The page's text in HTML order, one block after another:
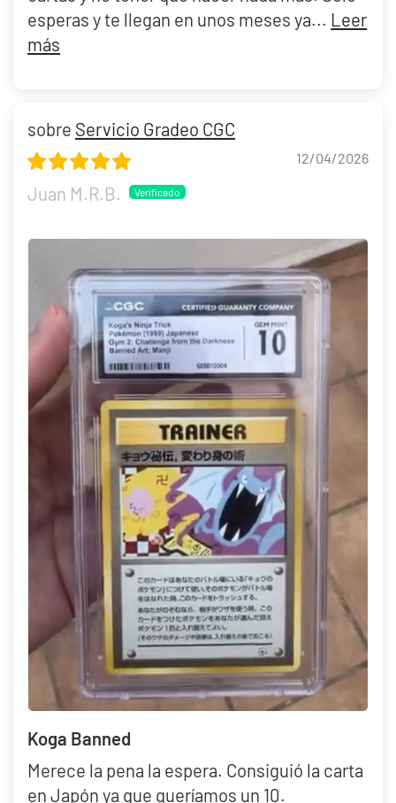
White Dragon 1ª edición de Yu-Gi-Oh!,
Little Tailorde Lorcana, y un largo etcétera. Si tu carta tiene valor
sentimental o de mercado, vale la pena considerar el gradeo CGC.
requiere absoluta confianza. Por eso,todos nuestros envíos están
asegurados a su valor declarado
, tanto en el trayecto a las
distribuidor autorizado oficial de CGC, mantenemos un proceso
para resolver cualquier duda durante todo el recorrido. Confían en
nosotros más de 1.200 coleccionistas con valoraciones excelentes
en Trustpilot y Google Reviews.
Si quieres dar el paso definitivo paraproteger y revalorizar tu
colección de cartas TCG, elige el servicio de gradeo CGC
profesional de Pokemillon. Selecciona la modalidad que necesitas,
completa tu pedido, envíanos tus cartas siguiendo nuestras
instrucciones y prepárate para recibir tus tesoros sellados,
certificados y listos para impresionar a cualquier coleccionista del
esperas y te llegan en unos meses ya... Leer
más
Servicio Gradeo CGC
12/04/2026
Juan M.R.B.
Koga Banned
Merece la pena la espera. Consiguió la carta
en Japón ya que queríamos un 10.